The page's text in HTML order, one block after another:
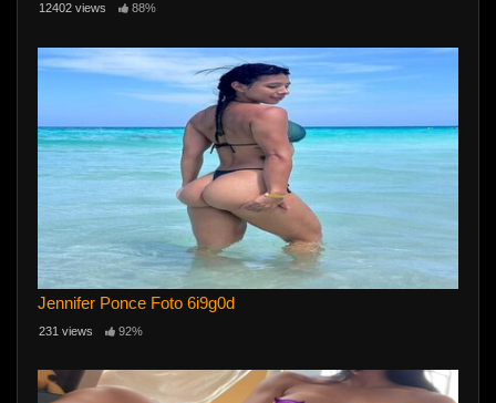
12402 views 88%
Jennifer Ponce Foto 6i9g0d
231 views 92%